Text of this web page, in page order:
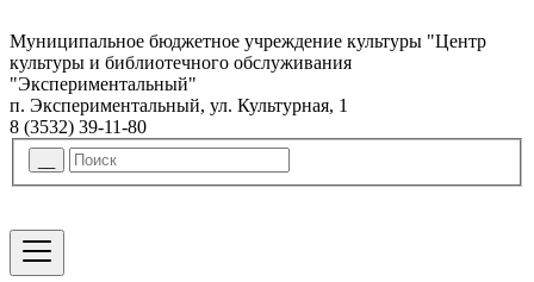
Муниципальное бюджетное учреждение культуры "Центр
культуры и библиотечного обслуживания
"Экспериментальный"
п. Экспериментальный, ул. Культурная, 1
8 (3532) 39-11-80